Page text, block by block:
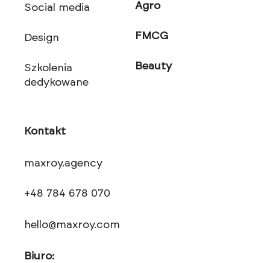
Social media
Design
Szkolenia
dedykowane
Kontakt
maxroy.agency
+48 784 678 070
hello@maxroy.com
Biuro:
Agro
FMCG
Beauty